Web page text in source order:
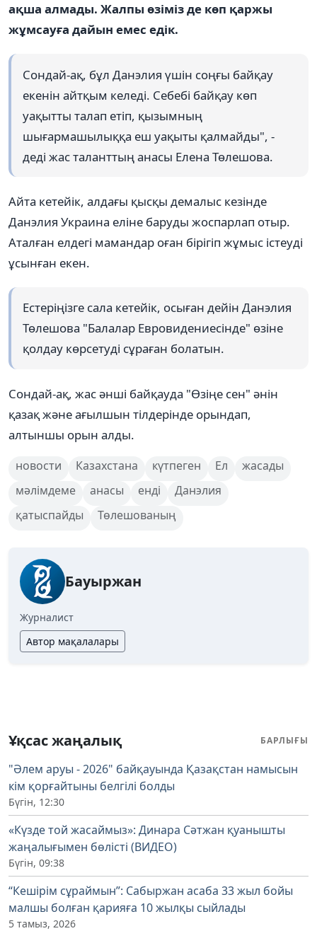
ақша алмады. Жалпы өзіміз де көп қаржы
жұмсауға дайын емес едік.
Сондай-ақ, бұл Данэлия үшін соңғы байқау
екенін айтқым келеді. Себебі байқау көп
уақытты талап етіп, қызымның
шығармашылыққа еш уақыты қалмайды", -
деді жас таланттың анасы Елена Төлешова.
Айта кетейік, алдағы қысқы демалыс кезінде
Данэлия Украина еліне баруды жоспарлап отыр.
Аталған елдегі мамандар оған бірігіп жұмыс істеуді
ұсынған екен.
Естеріңізге сала кетейік, осыған дейін Данэлия
Төлешова "Балалар Евровидениесінде" өзіне
қолдау көрсетуді сұраған болатын.
Сондай-ақ, жас әнші байқауда "Өзіңе сен" әнін
қазақ және ағылшын тілдерінде орындап,
алтыншы орын алды.
новости Казахстана күтпеген Ел
жасады
мәлімдеме
анасы енді
Данэлия
қатыспайды
Төлешованың
Бауыржан
Журналист
Автор мақалалары
Ұқсас жаңалық БАРЛЫҒЫ
"Әлем аруы - 2026" байқауында Қазақстан намысын
кім қорғайтыны белгілі болды
Бүгін, 12:30
«Күзде той жасаймыз»: Динара Сәтжан қуанышты
жаңалығымен бөлісті (ВИДЕО)
Бүгін, 09:38
“Кешірім сұраймын”: Сабыржан асаба 33 жыл бойы
малшы болған қарияға 10 жылқы сыйлады
5 тамыз, 2026